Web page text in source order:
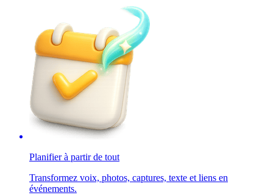
Planifier à partir de tout
Transformez voix, photos, captures, texte et liens en
événements.